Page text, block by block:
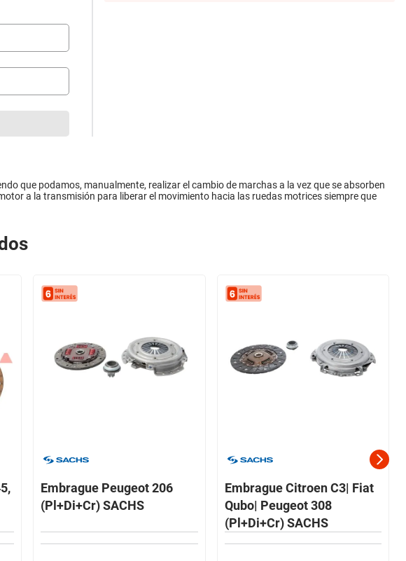
que podamos, manualmente, realizar el cambio de marchas a la vez que se absorben
a la transmisión para liberar el movimiento hacia las ruedas motrices siempre que
Embrague Peugeot 206
(Pl+Di+Cr) SACHS
Embrague Citroen C3| Fiat
Qubo| Peugeot 308
(Pl+Di+Cr) SACHS